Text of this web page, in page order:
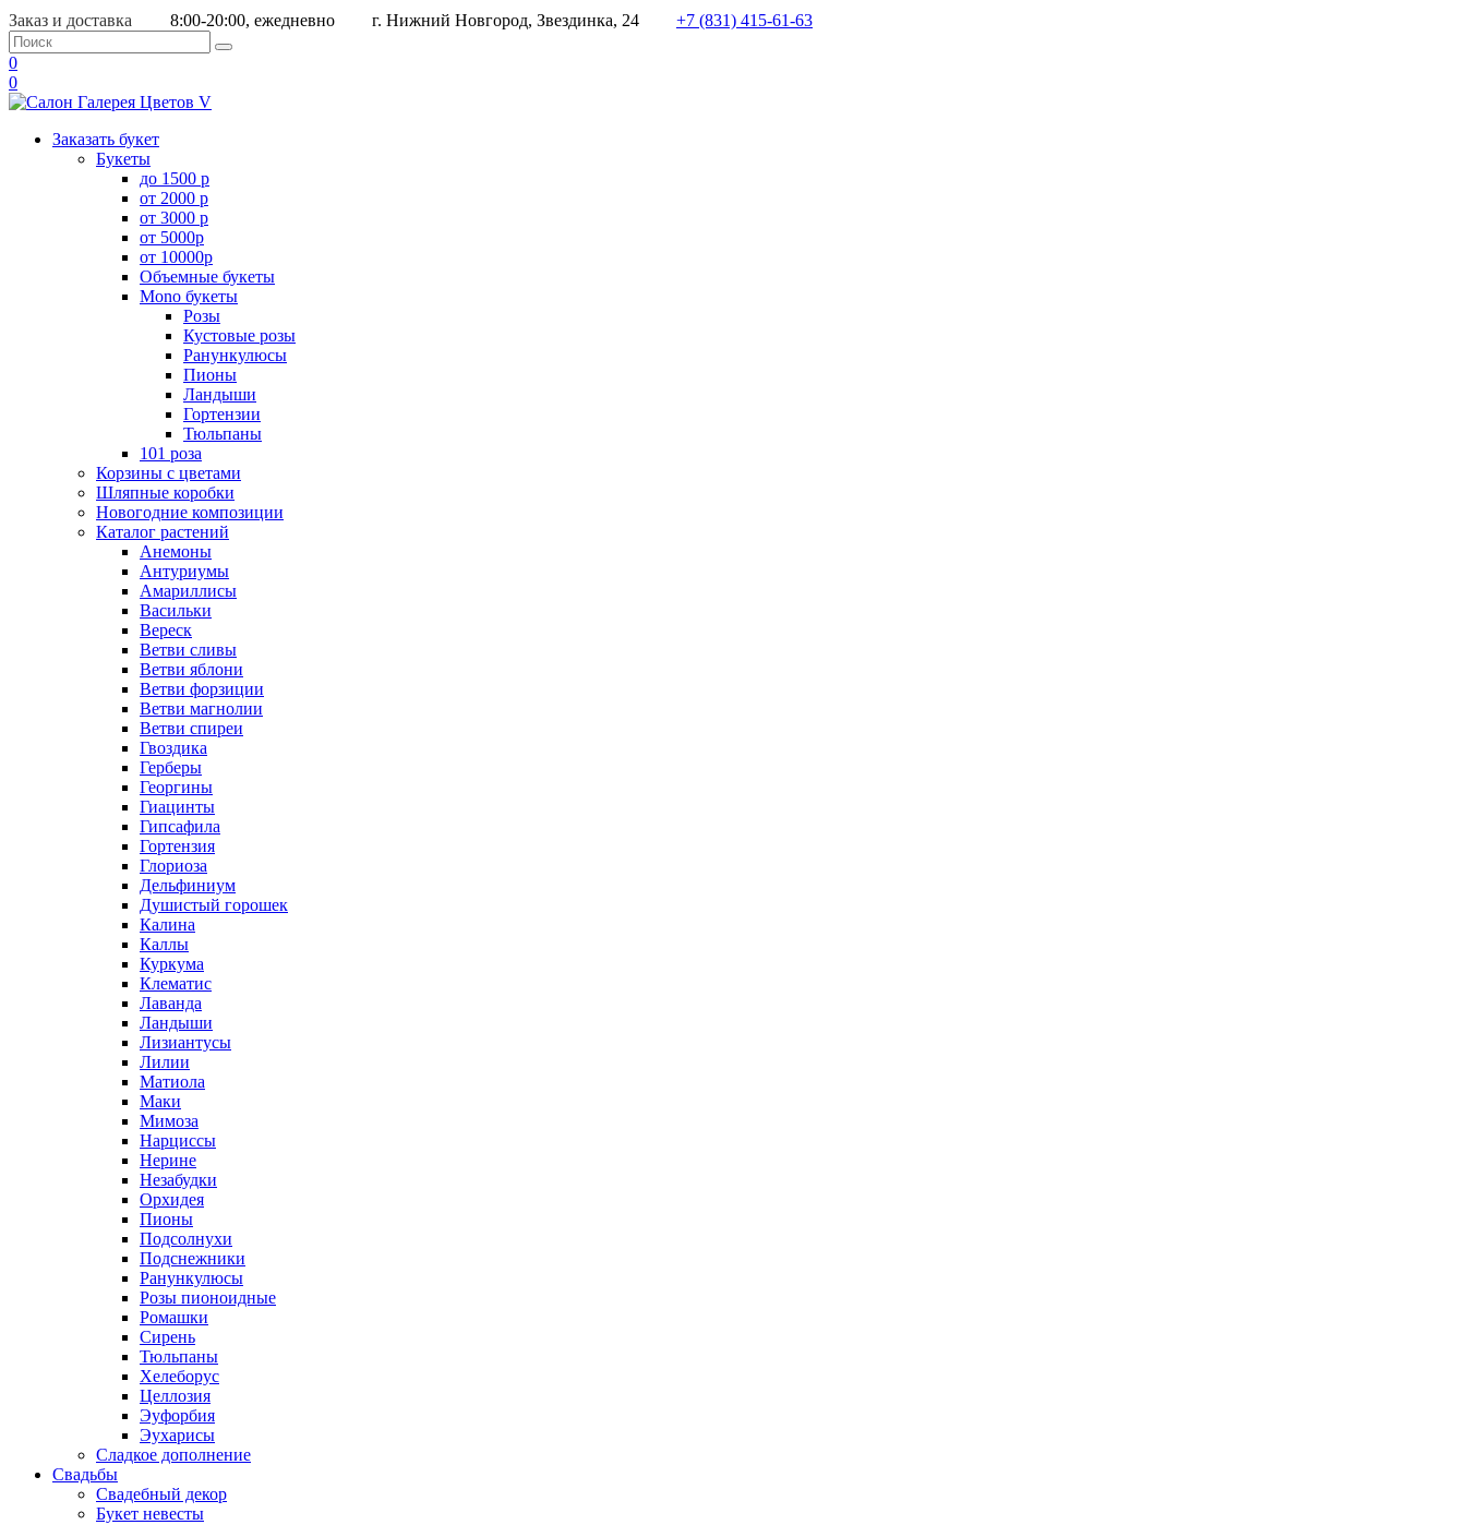
Заказ и доставка 8:00-20:00, ежедневно г. Нижний Новгород, Звездинка, 24 +7 (831) 415-61-63
0
0
Заказать букет
Букеты
до 1500 р
от 2000 р
от 3000 р
от 5000р
от 10000р
Объемные букеты
Mono букеты
Розы
Кустовые розы
Ранункулюсы
Пионы
Ландыши
Гортензии
Тюльпаны
101 роза
Корзины с цветами
Шляпные коробки
Новогодние композиции
Каталог растений
Анемоны
Антуриумы
Амариллисы
Васильки
Вереск
Ветви сливы
Ветви яблони
Ветви форзиции
Ветви магнолии
Ветви спиреи
Гвоздика
Герберы
Георгины
Гиацинты
Гипсафила
Гортензия
Глориоза
Дельфиниум
Душистый горошек
Калина
Каллы
Куркума
Клематис
Лаванда
Ландыши
Лизиантусы
Лилии
Матиола
Маки
Мимоза
Нарциссы
Нерине
Незабудки
Орхидея
Пионы
Подсолнухи
Подснежники
Ранункулюсы
Розы пионоидные
Ромашки
Сирень
Тюльпаны
Хелеборус
Целлозия
Эуфорбия
Эухарисы
Сладкое дополнение
Свадьбы
Свадебный декор
Букет невесты